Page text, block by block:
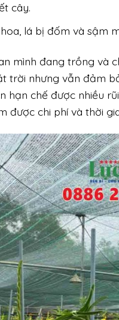
cây.
lá bị đốm và sậm
mình đang trồng và
trời nhưng vẫn đảm
hạn chế được nhiều
được chi phí và thời